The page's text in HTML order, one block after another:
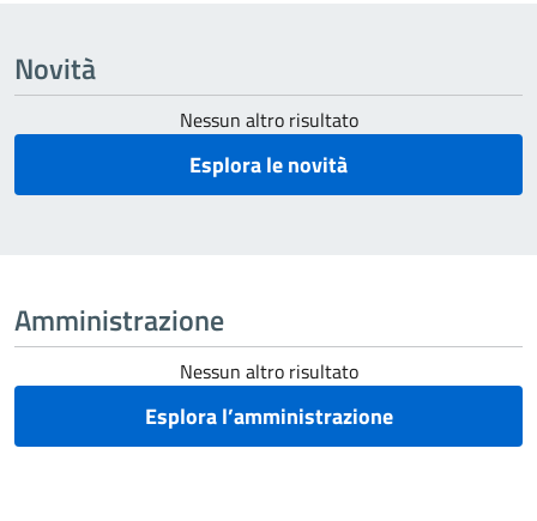
Novità
Nessun altro risultato
Esplora le novità
Amministrazione
Nessun altro risultato
Esplora l’amministrazione